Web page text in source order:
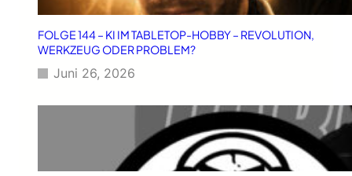
FOLGE 144 – KI IM TABLETOP-HOBBY – REVOLUTION,
WERKZEUG ODER PROBLEM?
Juni 26, 2026